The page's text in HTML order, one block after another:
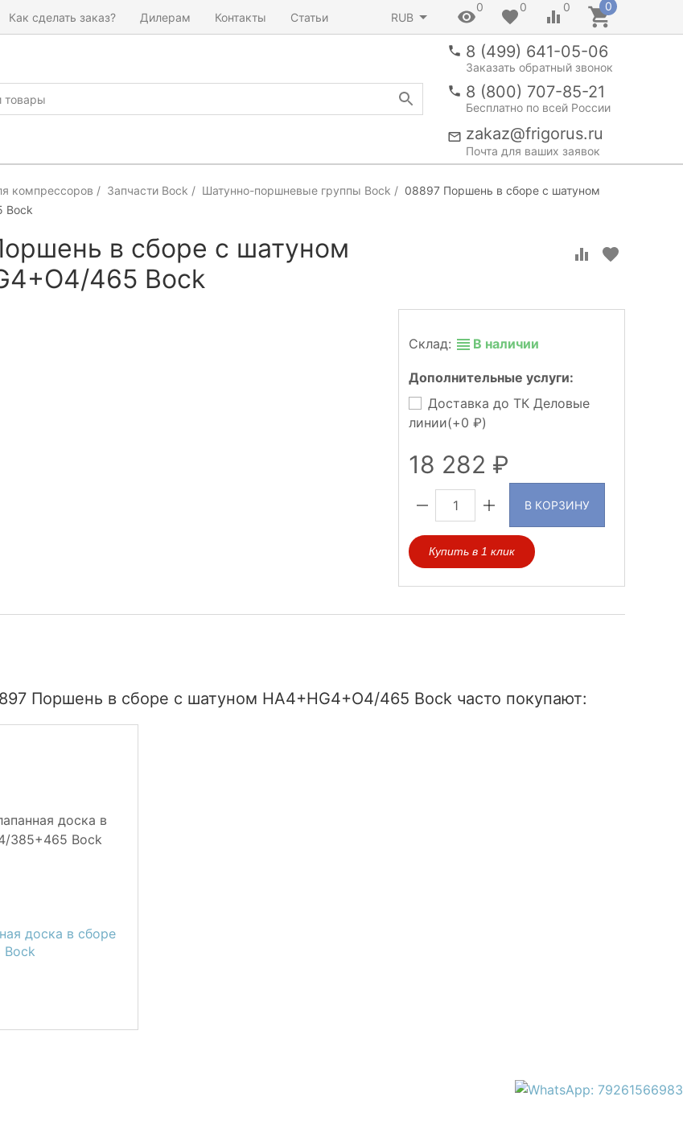
Как сделать заказ? Дилерам Контакты Статьи RUB
0 0 0 0
8 (499) 641-05-06
Заказать обратный звонок
8 (800) 707-85-21
Бесплатно по всей России
zakaz@frigorus.ru
Почта для ваших заявок
компрессоров Запчасти Bock Шатунно-поршневые группы Bock
08897 Поршень в сборе с шатуном
Bock
в сборе с шатуном
465 Bock
Склад: В наличии
Дополнительные услуги:
Доставка до ТК Деловые
линии(+0 )
18 282
В КОРЗИНУ
Купить в 1 клик
Поршень в сборе с шатуном HA4+HG4+O4/465 Bock часто покупают:
доска в сборе
Bock